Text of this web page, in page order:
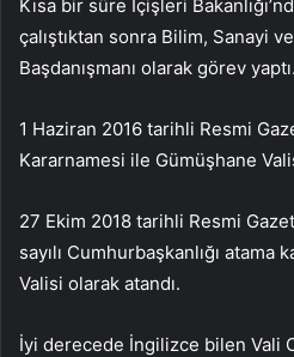
Kısa bir süre İçişleri
çalıştıktan sonra Bilim, Sanayi
Başdanışmanı olarak görev yaptı.
1 Haziran 2016 tarihli Resmi
Kararnamesi ile Gümüşhane
27 Ekim 2018 tarihli Resmi
sayılı Cumhurbaşkanlığı
Valisi olarak atandı.
İyi derecede İngilizce bilen Vali